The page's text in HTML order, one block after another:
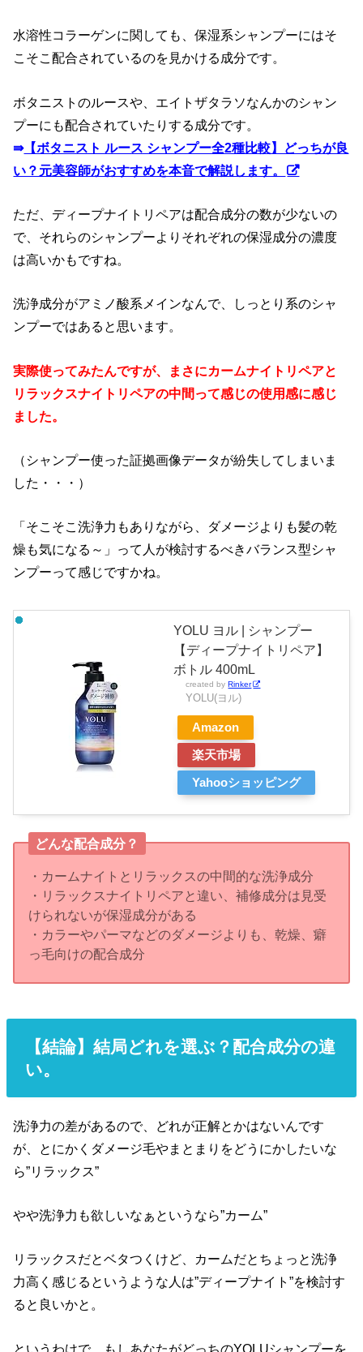
水溶性コラーゲンに関しても、保湿系シャンプーにはそ
こそこ配合されているのを見かける成分です。
ボタニストのルースや、エイトザタラソなんかのシャン
プーにも配合されていたりする成分です。
⇛【ボタニスト ルース シャンプー全2種比較】どっちが良
い？元美容師がおすすめを本音で解説します。
ただ、ディープナイトリペアは配合成分の数が少ないの
で、それらのシャンプーよりそれぞれの保湿成分の濃度
は高いかもですね。
洗浄成分がアミノ酸系メインなんで、しっとり系のシャ
ンプーではあると思います。
実際使ってみたんですが、まさにカームナイトリペアと
リラックスナイトリペアの中間って感じの使用感に感じ
ました。
（シャンプー使った証拠画像データが紛失してしまいま
した・・・）
「そこそこ洗浄力もありながら、ダメージよりも髪の乾
燥も気になる～」って人が検討するべきバランス型シャ
ンプーって感じですかね。
YOLU ヨル | シャンプー
【ディープナイトリペア】
ボトル 400mL
created by Rinker
YOLU(ヨル)
Amazon
楽天市場
Yahooショッピング
どんな配合成分？
・カームナイトとリラックスの中間的な洗浄成分
・リラックスナイトリペアと違い、補修成分は見受
けられないが保湿成分がある
・カラーやパーマなどのダメージよりも、乾燥、癖
っ毛向けの配合成分
【結論】結局どれを選ぶ？配合成分の違
い。
洗浄力の差があるので、どれが正解とかはないんです
が、とにかくダメージ毛やまとまりをどうにかしたいな
ら”リラックス”
やや洗浄力も欲しいなぁというなら”カーム”
リラックスだとベタつくけど、カームだとちょっと洗浄
力高く感じるというような人は”ディープナイト”を検討す
ると良いかと。
というわけで、もしあなたがどっちのYOLUシャンプーを